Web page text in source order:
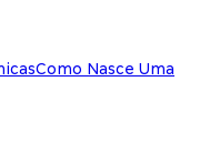
Como Nasce Uma